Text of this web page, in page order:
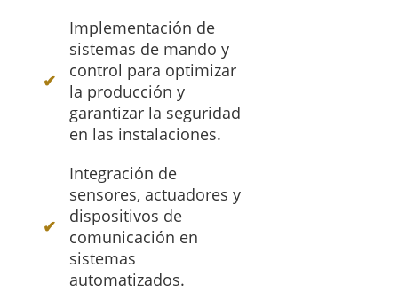
Implementación de
sistemas de mando y
control para optimizar
la producción y
garantizar la seguridad
en las instalaciones.
Integración de
sensores, actuadores y
dispositivos de
comunicación en
sistemas
automatizados.